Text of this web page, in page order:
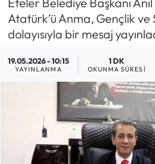
Atatürk’ü Anma, Gençlik ve
dolayısıyla bir mesaj
19.05.2026 - 10:15
YAYINLANMA
1 DK
OKUNMA SÜRESI
MAGAZİN
SİYASET
TARIM